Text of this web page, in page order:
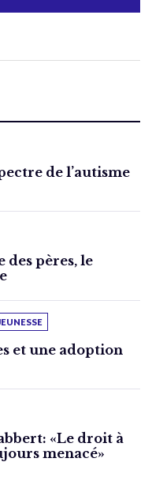
de l’autisme
des pères, le
et une adoption
«Le droit à
menacé»